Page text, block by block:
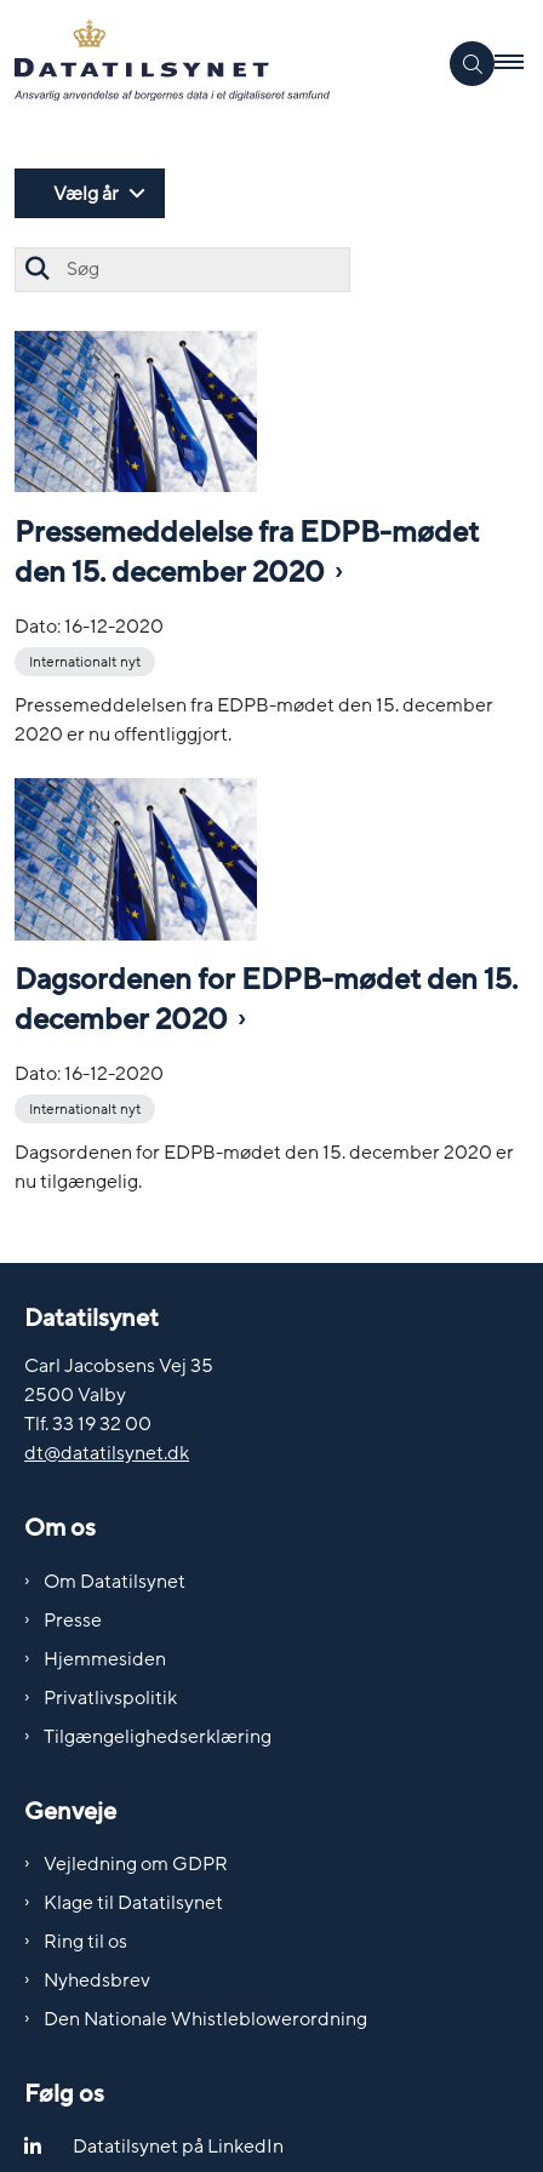
Vælg år
Pressemeddelelse fra EDPB-mødet
den 15. december 2020
Dato:16-12-2020
Internationalt nyt
Pressemeddelelsen fra EDPB-mødet den 15. december
2020 er nu offentliggjort.
Dagsordenen for EDPB-mødet den 15.
december 2020
Dato:16-12-2020
Internationalt nyt
Dagsordenen for EDPB-mødet den 15. december 2020 er
nu tilgængelig.
Datatilsynet
Carl Jacobsens Vej 35
2500 Valby
Tlf. 33 19 32 00
dt@datatilsynet.dk
Om os
Om Datatilsynet
Presse
Hjemmesiden
Privatlivspolitik
Tilgængelighedserklæring
Genveje
Vejledning om GDPR
Klage til Datatilsynet
Ring til os
Nyhedsbrev
Den Nationale Whistleblowerordning
Følg os
Datatilsynet på LinkedIn